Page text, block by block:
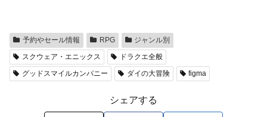
予約やセール情報 RPG
ジャンル別
スクウェア・エニックス
ドラクエ全般
グッドスマイルカンパニー
ダイの大冒険 figma
シェアする